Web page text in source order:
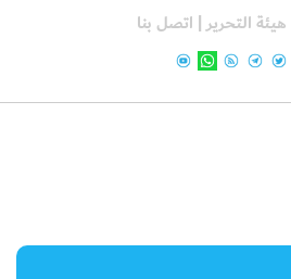
هيئة التحرير | اتصل بنا